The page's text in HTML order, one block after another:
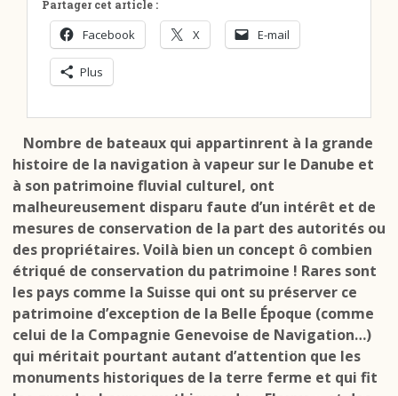
Partager cet article :
Facebook X E-mail
Plus
Nombre de bateaux qui appartinrent à la grande
histoire de la navigation à vapeur sur le Danube et
à son patrimoine fluvial culturel, ont
malheureusement disparu faute d’un intérêt et de
mesures de conservation de la part des autorités ou
des propriétaires. Voilà bien un concept ô combien
étriqué de conservation du patrimoine ! Rares sont
les pays comme la Suisse qui ont su préserver ce
patrimoine d’exception de la Belle Époque (comme
celui de la Compagnie Genevoise de Navigation…)
qui méritait pourtant autant d’attention que les
monuments historiques de la terre ferme et qui fit